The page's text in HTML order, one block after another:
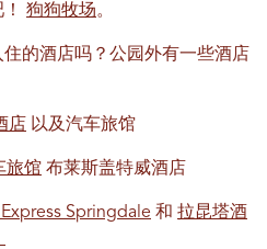
狗狗牧场。
的酒店吗？公园外有一些酒店
店 以及汽车旅馆
旅馆 布莱斯盖特威酒店
Springdale 和 拉昆塔酒